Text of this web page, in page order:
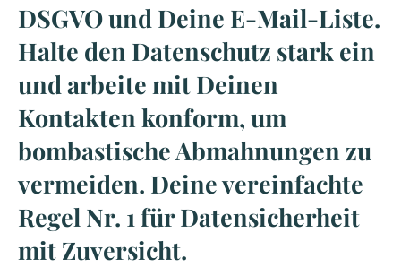
DSGVO und Deine E-Mail-Liste.
Halte den Datenschutz stark ein
und arbeite mit Deinen
Kontakten konform, um
bombastische Abmahnungen zu
vermeiden. Deine vereinfachte
Regel Nr. 1 für Datensicherheit
mit Zuversicht.